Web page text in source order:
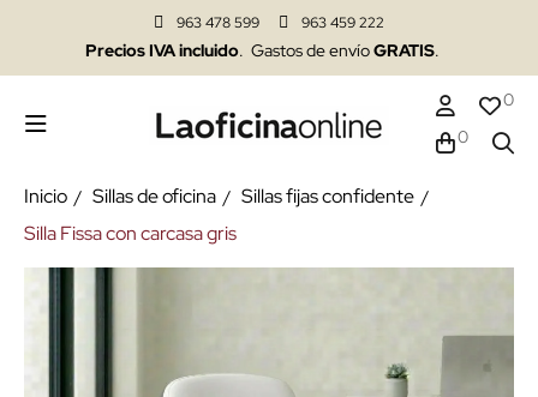
963 478 599 963 459 222
Precios IVA incluido. Gastos de envíoGRATIS.
0
0
Inicio Sillas de oficina
Sillas fijas confidente
Silla Fissa con carcasa gris